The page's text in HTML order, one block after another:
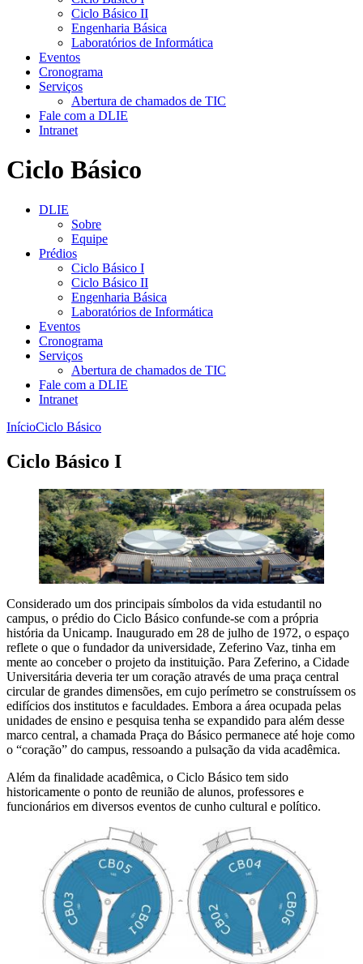
Ciclo Básico II
Engenharia Básica
Laboratórios de Informática
Eventos
Cronograma
Serviços
Abertura de chamados de TIC
Fale com a DLIE
Intranet
Ciclo Básico
DLIE
Sobre
Equipe
Prédios
Ciclo Básico I
Ciclo Básico II
Engenharia Básica
Laboratórios de Informática
Eventos
Cronograma
Serviços
Abertura de chamados de TIC
Fale com a DLIE
Intranet
InícioCiclo Básico
Ciclo Básico I
Considerado um dos principais símbolos da vida estudantil no
campus, o prédio do Ciclo Básico confunde-se com a própria
história da Unicamp. Inaugurado em 28 de julho de 1972, o espaço
reflete o que o fundador da universidade, Zeferino Vaz, tinha em
mente ao conceber o projeto da instituição. Para Zeferino, a Cidade
Universitária deveria ter um coração através de uma praça central
circular de grandes dimensões, em cujo perímetro se construíssem os
edifícios dos institutos e faculdades. Embora a área ocupada pelas
unidades de ensino e pesquisa tenha se expandido para além desse
marco central, a chamada Praça do Básico permanece até hoje como
o “coração” do campus, ressoando a pulsação da vida acadêmica.
Além da finalidade acadêmica, o Ciclo Básico tem sido
historicamente o ponto de reunião de alunos, professores e
funcionários em diversos eventos de cunho cultural e político.